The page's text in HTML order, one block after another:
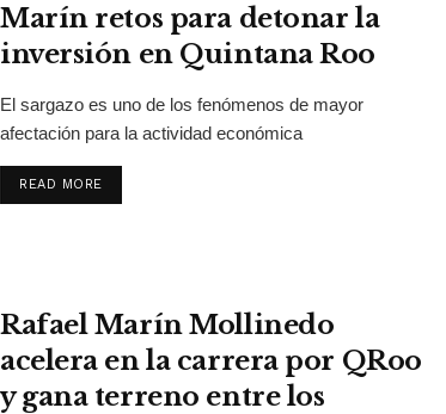
Marín retos para detonar la
inversión en Quintana Roo
El sargazo es uno de los fenómenos de mayor
afectación para la actividad económica
READ MOREDETAILS
Rafael Marín Mollinedo
acelera en la carrera por QRoo
y gana terreno entre los